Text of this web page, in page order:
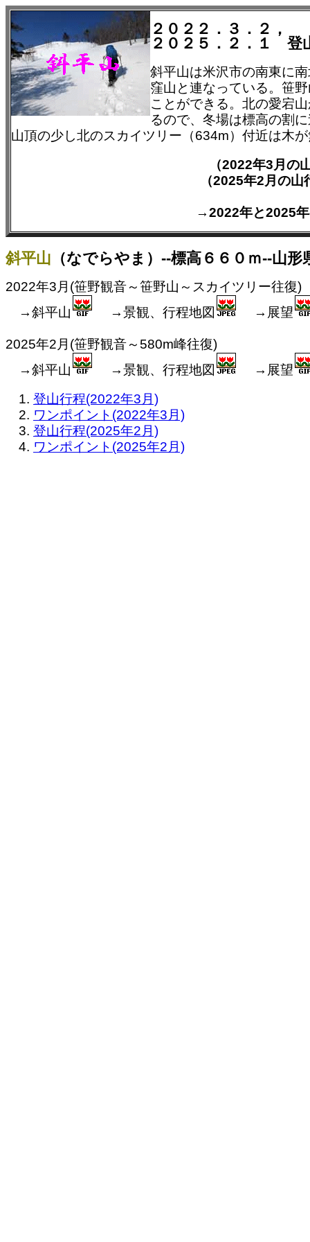
２０２２．３．２，
２０２５．２．１ 登
斜平山は米沢市の南東に
窪山と連なっている。笹
ことができる。北の愛宕
るので、冬場は標高の割
山頂の少し北のスカイツリー（634m）付近は木
（2022年3月
（2025年2月の
→2022年と2025
斜平山 （なでらやま）--標高６６０ｍ--山形
2022年3月(笹野観音～笹野山～スカイツリー往復)
→斜平山
→景観、行程地図 →展望
2025年2月(笹野観音～580m峰往復)
→斜平山
→景観、行程地図 →展望
登山行程(2022年3月)
ワンポイント(2022年3月)
登山行程(2025年2月)
ワンポイント(2025年2月)